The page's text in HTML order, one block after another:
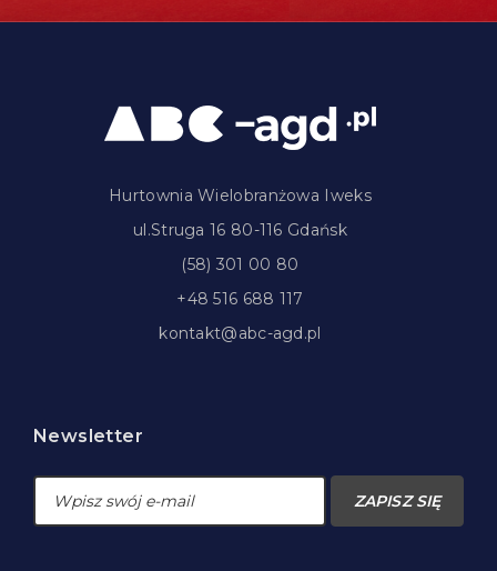
Hurtownia Wielobranżowa Iweks
ul.Struga 16 80-116 Gdańsk
(58) 301 00 80
+48 516 688 117
kontakt@abc-agd.pl
Newsletter
ZAPISZ SIĘ